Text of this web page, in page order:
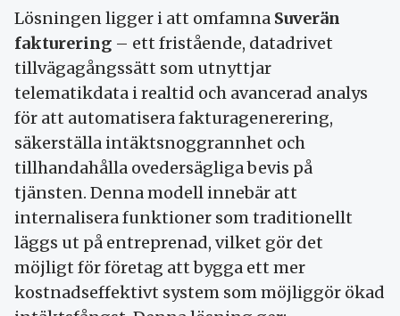
Lösningen ligger i att omfamna Suverän
fakturering – ett fristående, datadrivet
tillvägagångssätt som utnyttjar
telematikdata i realtid och avancerad analys
för att automatisera fakturagenerering,
säkerställa intäktsnoggrannhet och
tillhandahålla ovedersägliga bevis på
tjänsten. Denna modell innebär att
internalisera funktioner som traditionellt
läggs ut på entreprenad, vilket gör det
möjligt för företag att bygga ett mer
kostnadseffektivt system som möjliggör ökad